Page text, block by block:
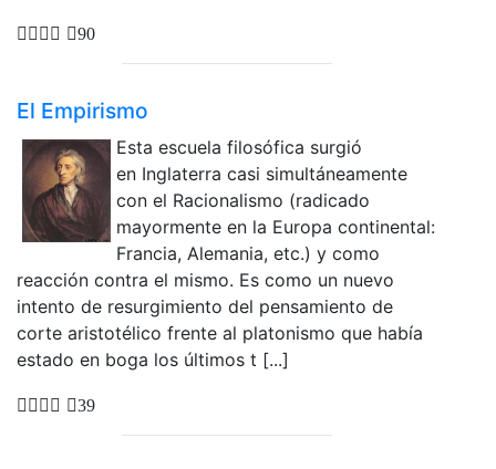
90
El Empirismo
Esta escuela filosófica surgió
en Inglaterra casi simultáneamente
con el Racionalismo (radicado
mayormente en la Europa continental:
Francia, Alemania, etc.) y como
reacción contra el mismo. Es como un nuevo
intento de resurgimiento del pensamiento de
corte aristotélico frente al platonismo que había
estado en boga los últimos t [...]
39